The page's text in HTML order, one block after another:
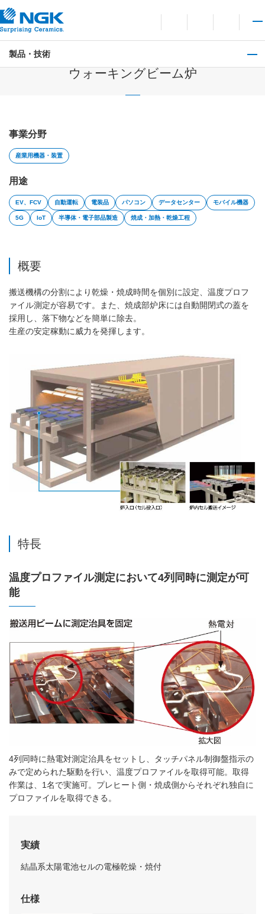
言語切り替えメニュー
サイト内検索を開
お問い合わせ
メイ
製品・技術
ウォーキングビーム炉
事業分野
産業用機器・装置
用途
EV、FCV 自動運転 電装品 パソコン データセンター モバイル機器
5G IoT 半導体・電子部品製造 焼成・加熱・乾燥工程
概要
搬送機構の分割により乾燥・焼成時間を個別に設定、温度プロフ
ァイル測定が容易です。また、焼成部炉床には自動開閉式の蓋を
採用し、落下物などを簡単に除去。
生産の安定稼動に威力を発揮します。
特長
温度プロファイル測定において4列同時に測定が可
能
4列同時に熱電対測定治具をセットし、タッチパネル制御盤指示の
みで定められた駆動を行い、温度プロファイルを取得可能。取得
作業は、1名で実施可。プレヒート側・焼成側からそれぞれ独自に
プロファイルを取得できる。
実績
結晶系太陽電池セルの電極乾燥・焼付
仕様